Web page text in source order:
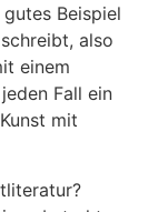
gutes Beispiel
also
einem
Fall ein
mit